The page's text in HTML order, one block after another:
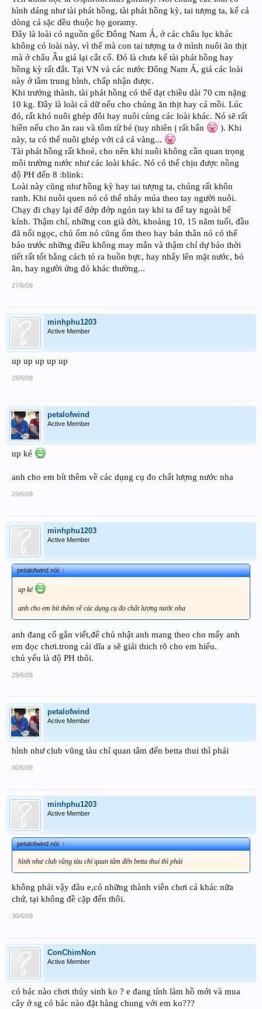
hình dáng như tài phát hồng, tài phát hồng kỳ, tai tượng ta, kể cả
dòng cá sặc đều thuộc họ goramy.
Đây là loài có nguồn gốc Đông Nam Á, ở các châu lục khác
không có loài này, vì thế mà con tai tượng ta ở mình nuôi ăn thịt
mà ở châu Âu giá lại cắt cổ. Đó là chưa kể tài phát hồng hay
hồng kỳ rất đắt. Tại VN và các nước Đông Nam Á, giá các loài
này ở tầm trung bình, chấp nhận được.
Khi trưởng thành, tài phát hồng có thể đạt chiều dài 70 cm nặng
10 kg. Đây là loài cá dữ nếu cho chúng ăn thịt hay cá mồi. Lúc
đó, rất khó nuôi ghép đôi hay nuôi cùng các loài khác. Nó sẽ rất
hiền nếu cho ăn rau và tôm từ bé (tuy nhiên ị rất bẩn
). Khi
này, ta có thể nuôi ghép với cả cá vàng...
Tài phát hồng rất khoẻ, cho nên khi nuôi không cần quan trọng
môi trường nước như các loài khác. Nó có thể chịu được nồng
độ PH đến 8 :blink:
Loài này cũng như hồng kỳ hay tai tượng ta, chúng rất khôn
ranh. Khi nuôi quen nó có thể nhảy múa theo tay người nuôi.
Chạy đi chạy lại để đớp đớp ngón tay khi ta để tay ngoài bể
kính. Thậm chí, những con già đời, khoảng 10, 15 năm tuổi, đầu
đã nổi ngọc, chủ ốm nó cũng ốm theo hay bản thân nó có thể
báo trước những điều không may mắn và thậm chí dự báo thời
tiết rất tốt bằng cách tỏ ra buồn bực, hay nhẩy lên mặt nước, bỏ
ăn, hay người ửng đỏ khác thường...
27/6/09
minhphu1203
Active Member
up up up up up
28/6/09
petalofwind
Active Member
up ké
anh cho em bít thêm về các dụng cụ đo chất lượng nước nha
29/6/09
minhphu1203
Active Member
petalofwind nói:↑
up ké
anh cho em bít thêm về các dụng cụ đo chất lượng nước nha
anh đang cố gắn viết,để chủ nhật anh mang theo cho mấy anh
em đọc chơi.trong cái dĩa a sẽ giải thich rõ cho em hiểu.
chủ yếu là độ PH thôi.
29/6/09
petalofwind
Active Member
hình như club vũng tàu chỉ quan tâm đến betta thui thì phải
30/6/09
minhphu1203
Active Member
petalofwind nói:↑
hình như club vũng tàu chỉ quan tâm đến betta thui thì phải
không phải vậy đâu e,có những thành viên chơi cá khác nữa
chứ, tại không đề cặp đến thôi.
30/6/09
ConChimNon
Active Member
có bác nào chơi thủy sinh ko ? e đang tính làm hồ mới và mua
cây ở sg có bác nào đặt hàng chung với em ko???